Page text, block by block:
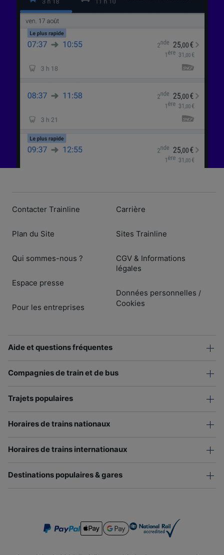
Contacter Trainline
Plan du Site
Qui sommes-nous ?
Espace presse
Pour les entreprises
Carrière
Sites Trainline
CGV & Informations
légales
Données personnelles /
Cookies
Aide et questions fréquentes
Compagnies de train et de bus
Trajets populaires
Horaires de trains nationaux
Horaires de trains internationaux
Destinations populaires & gares